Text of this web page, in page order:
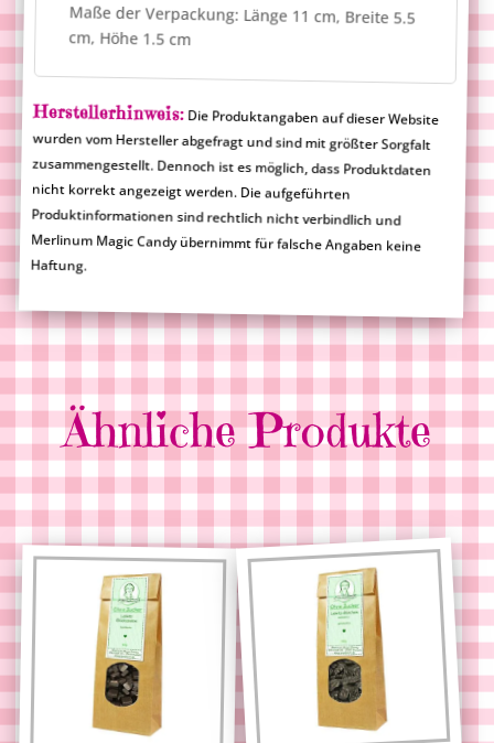
Maße der Verpackung: Länge 11 cm, Breite 5.5
cm, Höhe 1.5 cm
Herstellerhinweis:Die Produktangaben auf dieser Website
wurden vom Hersteller abgefragt und sind mit größter Sorgfalt
zusammengestellt. Dennoch ist es möglich, dass Produktdaten
nicht korrekt angezeigt werden. Die aufgeführten
Produktinformationen sind rechtlich nicht verbindlich und
Merlinum Magic Candy übernimmt für falsche Angaben keine
Haftung.
Ähnliche Produkte